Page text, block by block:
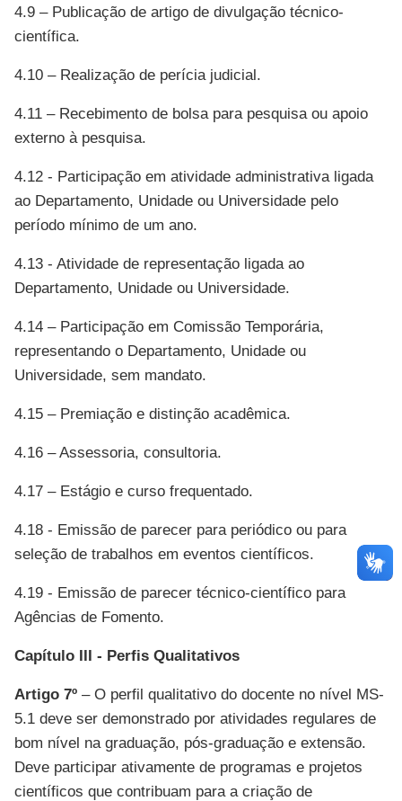
4.9 – Publicação de artigo de divulgação técnico-
científica.
4.10 – Realização de perícia judicial.
4.11 – Recebimento de bolsa para pesquisa ou apoio
externo à pesquisa.
4.12 - Participação em atividade administrativa ligada
ao Departamento, Unidade ou Universidade pelo
período mínimo de um ano.
4.13 - Atividade de representação ligada ao
Departamento, Unidade ou Universidade.
4.14 – Participação em Comissão Temporária,
representando o Departamento, Unidade ou
Universidade, sem mandato.
4.15 – Premiação e distinção acadêmica.
4.16 – Assessoria, consultoria.
4.17 – Estágio e curso frequentado.
4.18 - Emissão de parecer para periódico ou para
seleção de trabalhos em eventos científicos.
4.19 - Emissão de parecer técnico-científico para
Agências de Fomento.
Capítulo III - Perfis Qualitativos
Artigo 7º – O perfil qualitativo do docente no nível MS-
5.1 deve ser demonstrado por atividades regulares de
bom nível na graduação, pós-graduação e extensão.
Deve participar ativamente de programas e projetos
científicos que contribuam para a criação de